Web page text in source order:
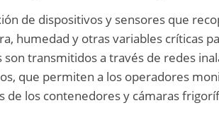
de dispositivos y sensores que
humedad y otras variables críticas
son transmitidos a través de redes
que permiten a los operadores
de los contenedores y cámaras